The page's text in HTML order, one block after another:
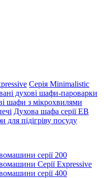
Серія Minimalistic
духові шафи-пароварки
шафи з мікрохвилями
Духова шафа серії EB
для підігріву посуду
серії 200
Серії Expressive
серії 400